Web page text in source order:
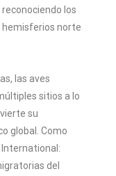
los
norte
las aves
sitios a lo
su
global. Como
International:
del